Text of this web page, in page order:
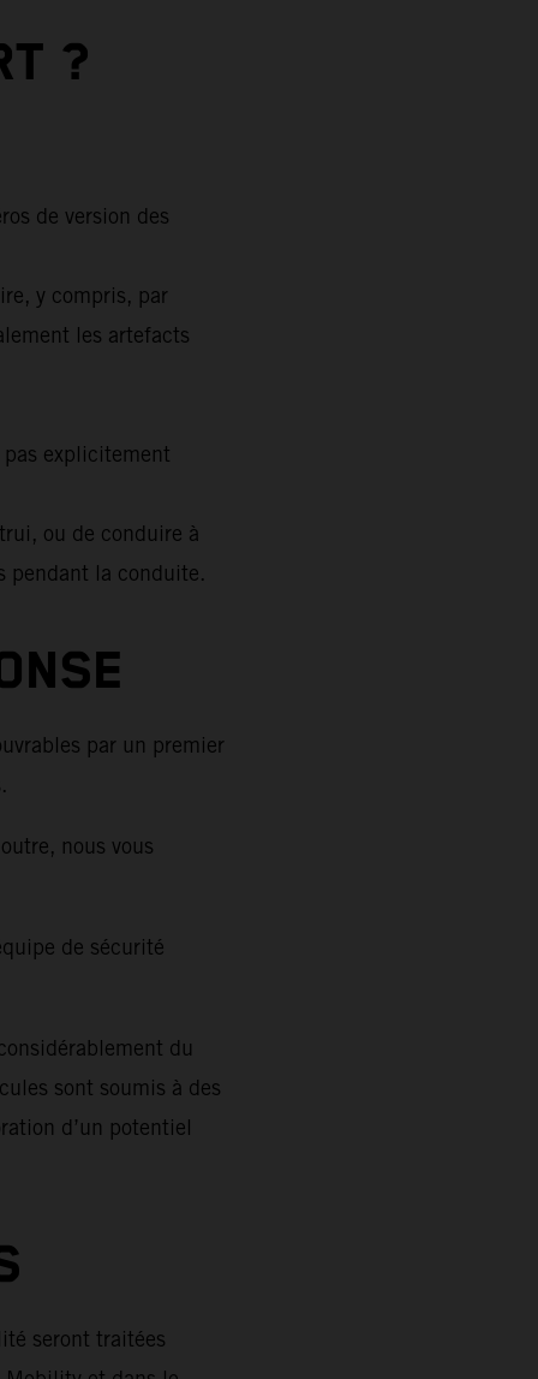
?
de version des
y compris, par
les artefacts
pas explicitement
ou de conduire à
pendant la conduite.
par un premier
nous vous
de sécurité
du
sont soumis à des
d’un potentiel
seront traitées